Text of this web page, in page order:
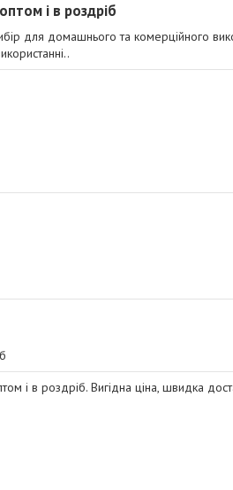
і в роздріб
для домашнього та комерційного
і в роздріб. Вигідна ціна, швидка